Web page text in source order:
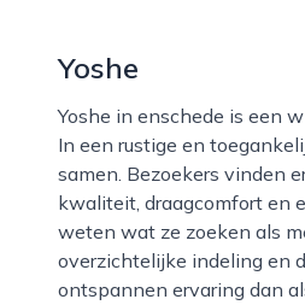
Yoshe
Yoshe in enschede is een winkel die zich richt op mensen die graag bewust en stijlvol willen leven.
In een rustige en
samen. Bezoekers vinden
kwaliteit, draagcomfort en
weten wat ze zoeken als
overzichtelijke indeling en
ontspannen ervaring dan